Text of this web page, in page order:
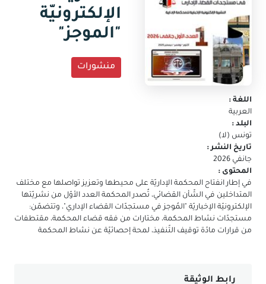
الالكتروني
الإلكترونيّة
"الموجز"
منشورات
اللغة :
العربية
البلد :
تونس (لا)
تاريخ النشر :
جانفي 2026
المحتوى :
في إطار انفتاح المحكمة الإداريّة على محيطها وتعزيز تواصلها مع مختلف
المتداخلين في الشّأن القضائي، تُصدر المحكمة العدد الأوّل من نشريّتها
الإلكترونيّة الإخباريّة "المُوجز في مستجدّات القضاء الإداري"، وتتضمّن:
مستجدّات نشاط المحكمة، مختارات من فقه قضاء المحكمة، مقتطفات
من قرارات مادّة توقيف التّنفيذ، لمحة إحصائيّة عن نشاط المحكمة
رابط الوثيقة